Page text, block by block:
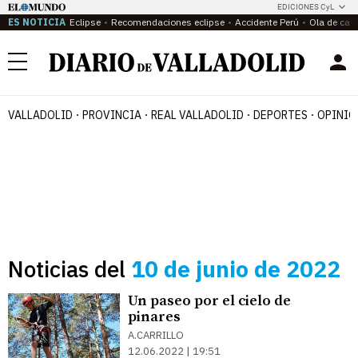
EDICIONES CyL
ES NOTICIA Eclipse Recomendaciones eclipse Accidente Perú Ola de
Menú
VALLADOLID PROVINCIA REAL VALLADOLID DEPORTES
Noticias del 10 de junio de 2022
Un paseo por el cielo de
pinares
A.CARRILLO
12.06.2022 | 19:51